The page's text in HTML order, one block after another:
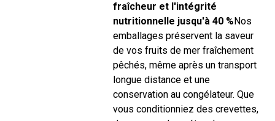
fraîcheur et l'intégrité
nutritionnelle jusqu'à 40 %Nos
emballages préservent la saveur
de vos fruits de mer fraîchement
pêchés, même après un transport
longue distance et une
conservation au congélateur. Que
vous conditionniez des crevettes,